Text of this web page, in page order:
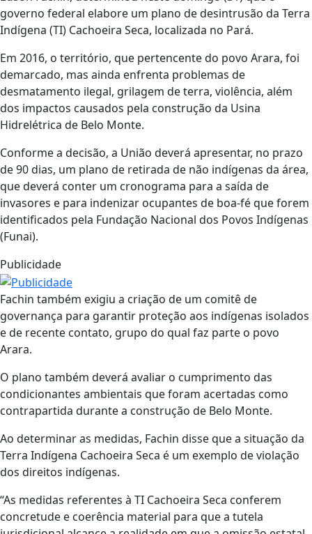
governo federal elabore um plano de desintrusão da Terra
Indígena (TI) Cachoeira Seca, localizada no Pará.
Em 2016, o território, que pertencente do povo Arara, foi
demarcado, mas ainda enfrenta problemas de
desmatamento ilegal, grilagem de terra, violência, além
dos impactos causados pela construção da Usina
Hidrelétrica de Belo Monte.
Conforme a decisão, a União deverá apresentar, no prazo
de 90 dias, um plano de retirada de não indígenas da área,
que deverá conter um cronograma para a saída de
invasores e para indenizar ocupantes de boa-fé que forem
identificados pela Fundação Nacional dos Povos Indígenas
(Funai).
Publicidade
Fachin também exigiu a criação de um comitê de
governança para garantir proteção aos indígenas isolados
e de recente contato, grupo do qual faz parte o povo
Arara.
O plano também deverá avaliar o cumprimento das
condicionantes ambientais que foram acertadas como
contrapartida durante a construção de Belo Monte.
Ao determinar as medidas, Fachin disse que a situação da
Terra Indígena Cachoeira Seca é um exemplo de violação
dos direitos indígenas.
“As medidas referentes à TI Cachoeira Seca conferem
concretude e coerência material para que a tutela